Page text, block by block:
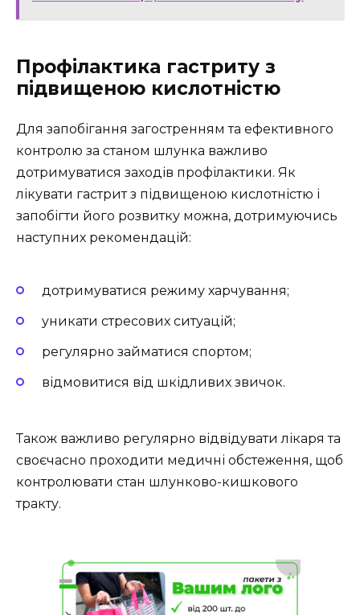
Профілактика гастриту з
підвищеною кислотністю
Для запобігання загостренням та ефективного
контролю за станом шлунка важливо
дотримуватися заходів профілактики. Як
лікувати гастрит з підвищеною кислотністю і
запобігти його розвитку можна, дотримуючись
наступних рекомендацій:
дотримуватися режиму харчування;
уникати стресових ситуацій;
регулярно займатися спортом;
відмовитися від шкідливих звичок.
Також важливо регулярно відвідувати лікаря та
своєчасно проходити медичні обстеження, щоб
контролювати стан шлунково-кишкового
тракту.